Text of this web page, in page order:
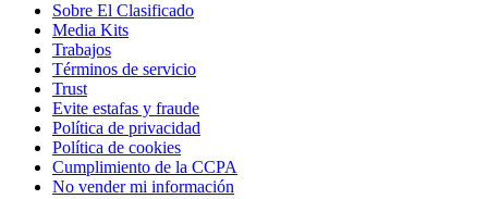
Sobre El Clasificado
Media Kits
Trabajos
Términos de servicio
Trust
Evite estafas y fraude
Política de privacidad
Política de cookies
Cumplimiento de la CCPA
No vender mi información